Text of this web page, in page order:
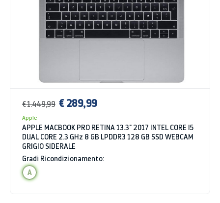
€ 1.449,99 € 289,99
Apple
APPLE MACBOOK PRO RETINA 13.3" 2017 INTEL CORE I5
DUAL CORE 2.3 GHz 8 GB LPDDR3 128 GB SSD WEBCAM
GRIGIO SIDERALE
Gradi Ricondizionamento:
A